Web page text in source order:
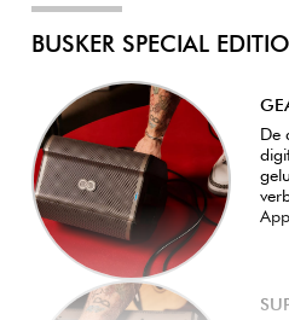
BUSKER SPECIAL
De